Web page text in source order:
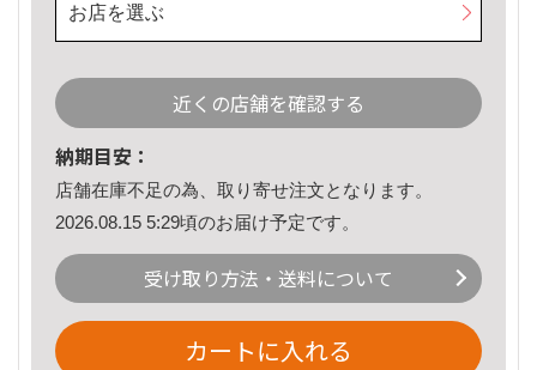
お店を選ぶ
近くの店舗を確認する
納期目安：
店舗在庫不足の為、取り寄せ注文となります。
2026.08.15 5:29頃のお届け予定です。
受け取り方法・送料について
カートに入れる